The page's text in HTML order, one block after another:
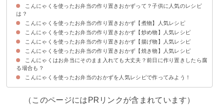
こんにゃくを使ったお弁当の作り置きおかずって？子供に人気のレシピ
は？
こんにゃくを使ったお弁当の作り置きおかず【煮物】人気レシピ
①作り置きにおすすめの鶏ごぼうの炒め煮
②豚バラとこんにゃくの煮物
③根菜とこんにゃくの甘辛煮
④子供も喜ぶこんにゃくとソーセージの煮物
こんにゃくを使ったお弁当の作り置きおかず【炒め物】人気レシピ
①こんにゃくとにんにくの芽の味噌炒め
②こんにゃくとちくわの炒め物
③ピーマンとこんにゃくのきんぴら
④油を使わないこんにゃくとえのきの炒め物
⑤鶏肉とこんにゃくの胡麻味噌炒め
こんにゃくを使ったお弁当の作り置きおかず【揚げ物】人気レシピ
①こんにゃく揚げ
②玉こんにゃくのフライ
③揚げこんにゃくステーキ
④もやしとこんにゃくの春巻き
こんにゃくを使ったお弁当の作り置きおかず【焼き物】人気レシピ
①ダイエットにおすすめこんにゃくステーキ
②こんにゃくのにんにくネギ塩焼き
③こんにゃくとしいたけのバター醤油焼き
④こんにゃくと厚揚げの味噌チーズ焼き
こんにゃくはお弁当にそのまま入れても大丈夫？前日に作り置きしたら腐
る場合も？
こんにゃくをお弁当に入れる際のポイント・注意点
こんにゃくを使ったお弁当のおかずを人気レシピで作ってみよう！
（このページにはPRリンクが含まれています）